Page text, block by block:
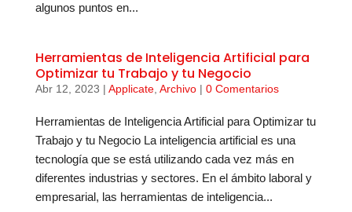
algunos puntos en...
Herramientas de Inteligencia Artificial para
Optimizar tu Trabajo y tu Negocio
Abr 12, 2023 | Applicate, Archivo| 0 Comentarios
Herramientas de Inteligencia Artificial para Optimizar tu
Trabajo y tu Negocio La inteligencia artificial es una
tecnología que se está utilizando cada vez más en
diferentes industrias y sectores. En el ámbito laboral y
empresarial, las herramientas de inteligencia...